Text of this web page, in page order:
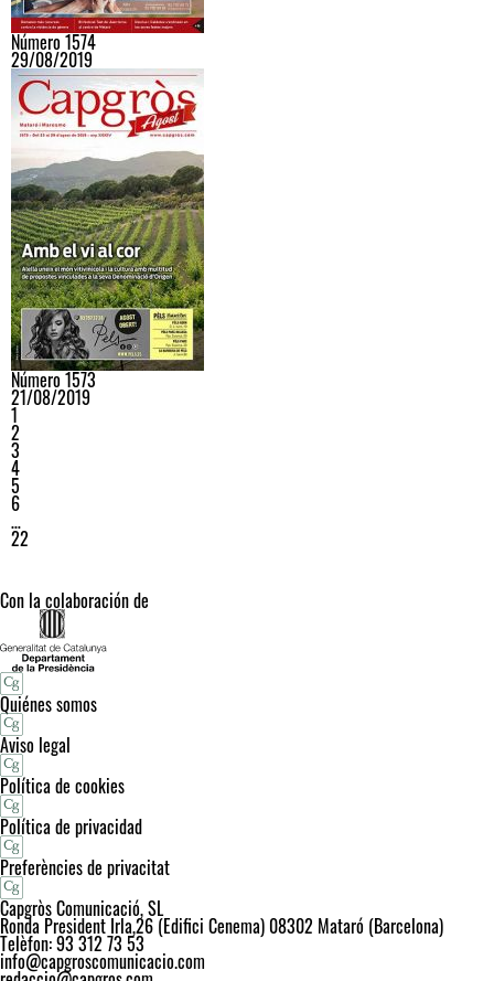
Número 1574
29/08/2019
Número 1573
21/08/2019
1
2
3
4
5
6
…
22
Con la colaboración de
Quiénes somos
Aviso legal
Política de cookies
Política de privacidad
Preferències de privacitat
Capgròs Comunicació, SL
Ronda President Irla,26 (Edifici Cenema) 08302 Mataró (Barcelona)
Telèfon: 93 312 73 53
info@capgroscomunicacio.com